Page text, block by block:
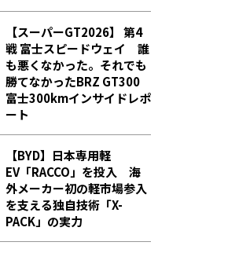
【スーパーGT2026】 第4
戦 富士スピードウェイ 誰
も悪くなかった。それでも
勝てなかった――BRZ GT300
富士300kmインサイドレポ
ート
【BYD】日本専用軽
EV「RACCO」を投入 海
外メーカー初の軽市場参入
を支える独自技術「X-
PACK」の実力